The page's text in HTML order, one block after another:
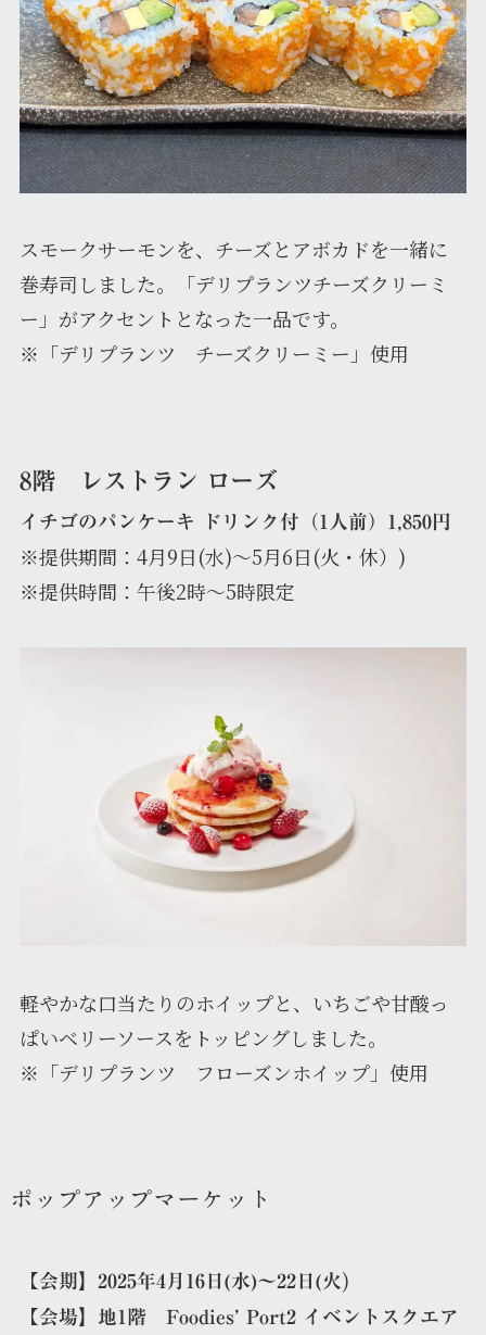
スモークサーモンを、チーズとアボカドを一緒に
巻寿司しました。「デリプランツチーズクリーミ
ー」がアクセントとなった一品です。
※「デリプランツ チーズクリーミー」使用
8階 レストラン ローズ
イチゴのパンケーキ ドリンク付（1人前）1,850円
※提供期間：4月9日(水)～5月6日(火・休）)
※提供時間：午後2時～5時限定
軽やかな口当たりのホイップと、いちごや甘酸っ
ぱいベリーソースをトッピングしました。
※「デリプランツ フローズンホイップ」使用
ポップアップマーケット
【会期】2025年4月16日(水)～22日(火)
【会場】地1階 Foodies’ Port2 イベントスクエア